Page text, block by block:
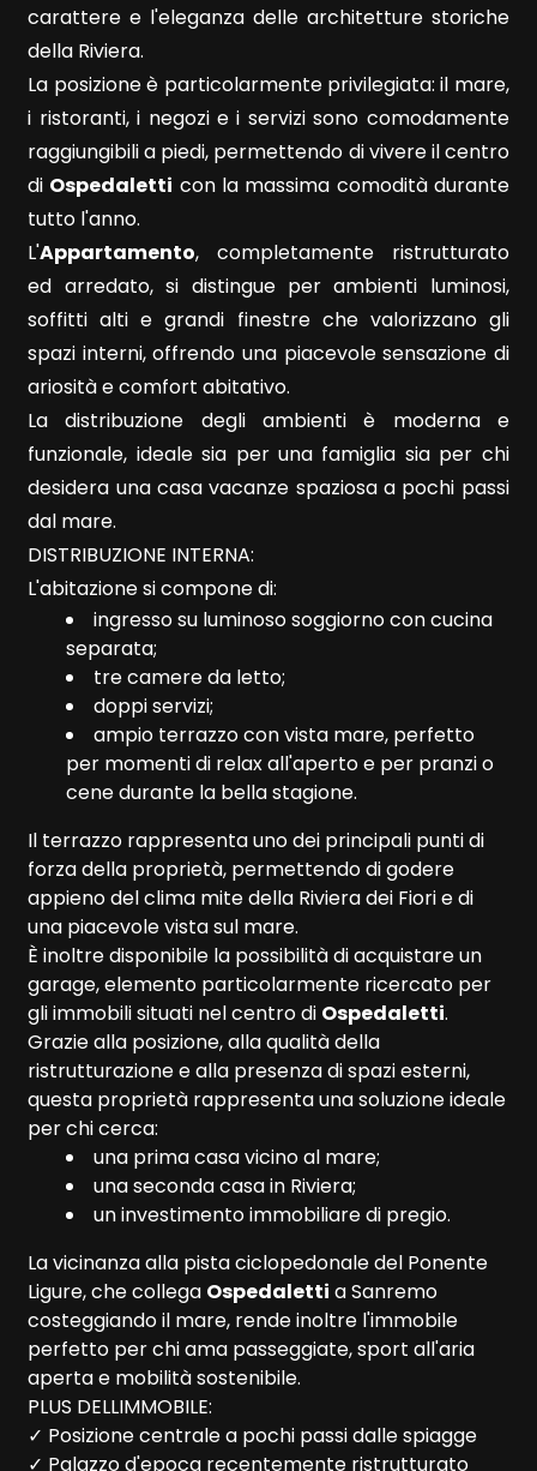
carattere e l'eleganza delle architetture storiche
della Riviera.
La posizione è particolarmente privilegiata: il mare,
i ristoranti, i negozi e i servizi sono comodamente
raggiungibili a piedi, permettendo di vivere il centro
di Ospedaletti con la massima comodità durante
tutto l'anno.
L'Appartamento, completamente ristrutturato
ed arredato, si distingue per ambienti luminosi,
soffitti alti e grandi finestre che valorizzano gli
spazi interni, offrendo una piacevole sensazione di
ariosità e comfort abitativo.
La distribuzione degli ambienti è moderna e
funzionale, ideale sia per una famiglia sia per chi
desidera una casa vacanze spaziosa a pochi passi
dal mare.
DISTRIBUZIONE INTERNA:
L'abitazione si compone di:
ingresso su luminoso soggiorno con cucina
separata;
tre camere da letto;
doppi servizi;
ampio terrazzo con vista mare, perfetto
per momenti di relax all'aperto e per pranzi o
cene durante la bella stagione.
Il terrazzo rappresenta uno dei principali punti di
forza della proprietà, permettendo di godere
appieno del clima mite della Riviera dei Fiori e di
una piacevole vista sul mare.
È inoltre disponibile la possibilità di acquistare un
garage, elemento particolarmente ricercato per
gli immobili situati nel centro di Ospedaletti.
Grazie alla posizione, alla qualità della
ristrutturazione e alla presenza di spazi esterni,
questa proprietà rappresenta una soluzione ideale
per chi cerca:
una prima casa vicino al mare;
una seconda casa in Riviera;
un investimento immobiliare di pregio.
La vicinanza alla pista ciclopedonale del Ponente
Ligure, che collega Ospedaletti a Sanremo
costeggiando il mare, rende inoltre l'immobile
perfetto per chi ama passeggiate, sport all'aria
aperta e mobilità sostenibile.
PLUS DELLIMMOBILE:
✓ Posizione centrale a pochi passi dalle spiagge
✓ Palazzo d'epoca recentemente ristrutturato
2
3
4
5
5+
Bagni
minimi
Qualsiasi
1
5
5+
Camere
minime
Qualsiasi
2
3
5